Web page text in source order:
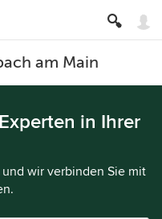
am Main
in Ihrer
wir verbinden Sie mit